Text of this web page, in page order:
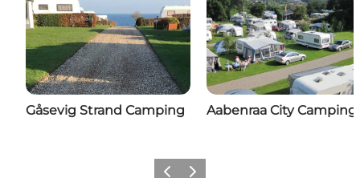
Gåsevig Strand Camping Aabenraa City Camping